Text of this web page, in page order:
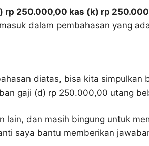
rp 250.000,00 kas (k) rp
dalam pembahasan yang
diatas, bisa kita simpulkan
gaji (d) rp 250.000,00 utang
lain, dan masih bingung untuk
saya bantu memberikan